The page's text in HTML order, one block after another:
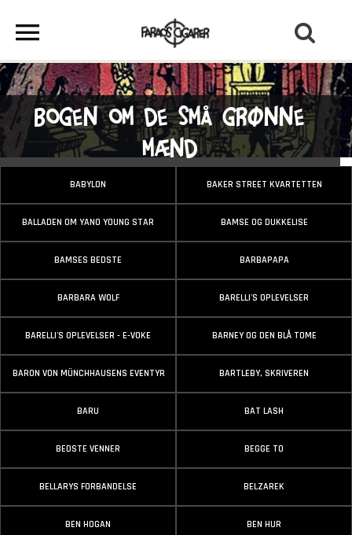
Bogen om de små grønne
mænd
BABYLON BAKER STREET KVARTETTEN
BALLADEN OM YANO YOUNG STAR BAMSE OG DUKKELISE
BAMSES BEDSTE BARBAPAPA
BARBARA WOLF BARELLI'S OPLEVELSER
BARELLI'S OPLEVELSER - E-VOKE BARNEY OG DEN BLÅ TOME
BARON VON MÜNCHHAUSENS EVENTYR BARTLEBY, SKRIVEREN
BARU BAT LASH
BEDSTE VENNER BEGGE TO
BELLARYS FORBANDELSE BELZAREK
BEN HOGAN BEN HUR